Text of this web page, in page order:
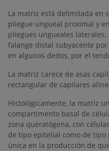
La matriz está delimitada en
pliegue ungueal proximal y
pliegues ungueales
falange distal subyacente
en algunos dedos, por el
La matriz carece de asas
rectangular de capilares
Histológicamente, la matriz
compartimento basal de
zona queratógena, con
de tipo epitelial como de
única en la producción de